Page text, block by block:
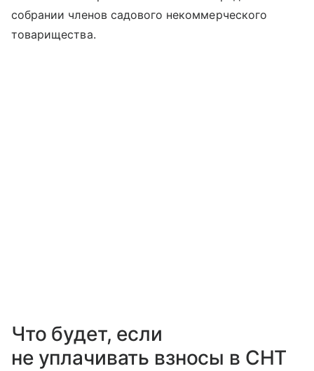
собрании членов садового некоммерческого
товарищества.
Что будет, если
не уплачивать взносы в СНТ